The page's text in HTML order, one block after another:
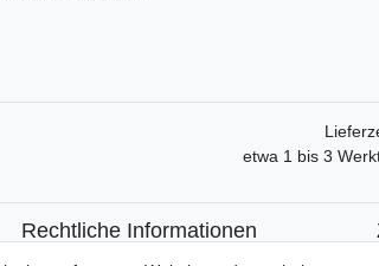
etwa 1 bis 3
Rechtliche Informationen
Widerrufsrecht